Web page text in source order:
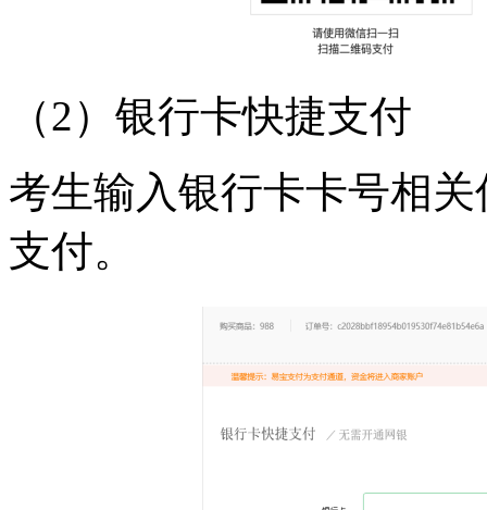
（2）银行卡快捷支付
考生输入银行卡卡号相
支付。